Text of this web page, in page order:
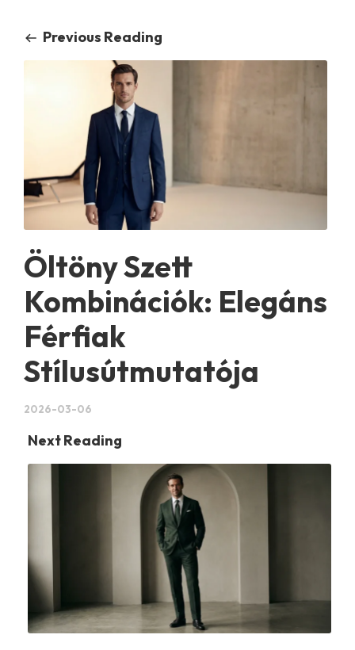
Previous Reading
Öltöny Szett
Kombinációk: Elegáns
Férfiak
Stílusútmutatója
2026-03-06
Next Reading